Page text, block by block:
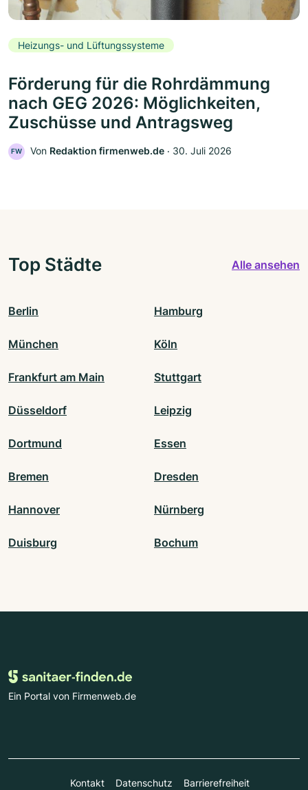
Heizungs- und Lüftungssysteme
Förderung für die Rohrdämmung
nach GEG 2026: Möglichkeiten,
Zuschüsse und Antragsweg
FW Von Redaktion firmenweb.de ‧ 30. Juli 2026
Top Städte Alle ansehen
Berlin Hamburg
München Köln
Frankfurt am Main Stuttgart
Düsseldorf Leipzig
Dortmund Essen
Bremen Dresden
Hannover Nürnberg
Duisburg Bochum
Ein Portal von Firmenweb.de
Kontakt Datenschutz Barrierefreiheit